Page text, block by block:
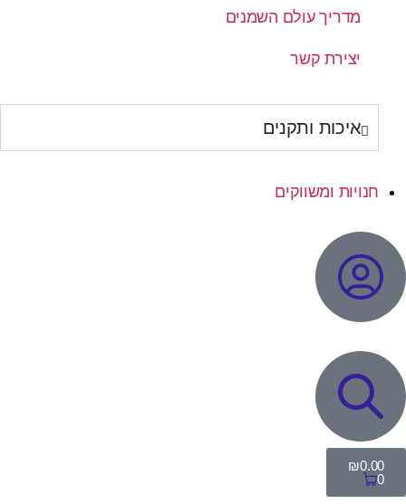
מדריך עולם השמנים
יצירת קשר
איכות ותקנים
חנויות ומשווקים
₪0.00
0